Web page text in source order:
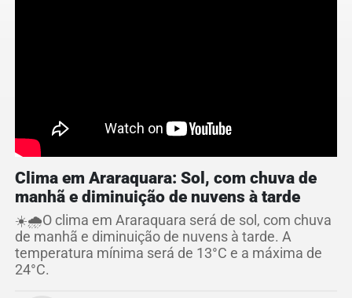
Clima em Araraquara: Sol, com chuva de
manhã e diminuição de nuvens à tarde
☀️🌧️O clima em Araraquara será de sol, com chuva
de manhã e diminuição de nuvens à tarde. A
temperatura mínima será de 13°C e a máxima de
24°C.